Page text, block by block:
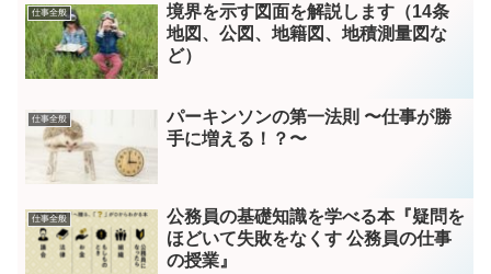
仕事全般
境界を示す図面を解説します（14条
地図、公図、地籍図、地積測量図な
ど）
仕事全般
パーキンソンの第一法則 〜仕事が勝
手に増える！？〜
仕事全般
公務員の基礎知識を学べる本『疑問を
ほどいて失敗をなくす 公務員の仕事
の授業』